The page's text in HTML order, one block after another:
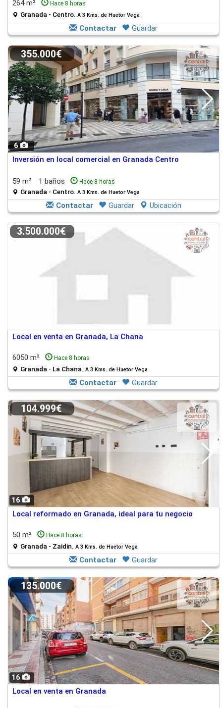
264 m² Hace 8 horas
Granada - Centro. A 3 Kms. de Huetor Vega
Contactar Guardar
6
355.000€
Inversión en local comercial en Granada Centro
59 m² 1 baños Hace 8 horas
Granada - Centro. A 3 Kms. de Huetor Vega
Contactar Guardar Ubicación
3.500.000€
Local en venta en Granada, La Chana
6050 m² Hace 8 horas
Granada - La Chana. A 3 Kms. de Huetor Vega
Contactar Guardar
16
104.999€
Local reformado en Granada, ideal para tu negocio
50 m² Hace 8 horas
Granada - Zaidin. A 3 Kms. de Huetor Vega
Contactar Guardar
16
135.000€
Local en venta en Granada